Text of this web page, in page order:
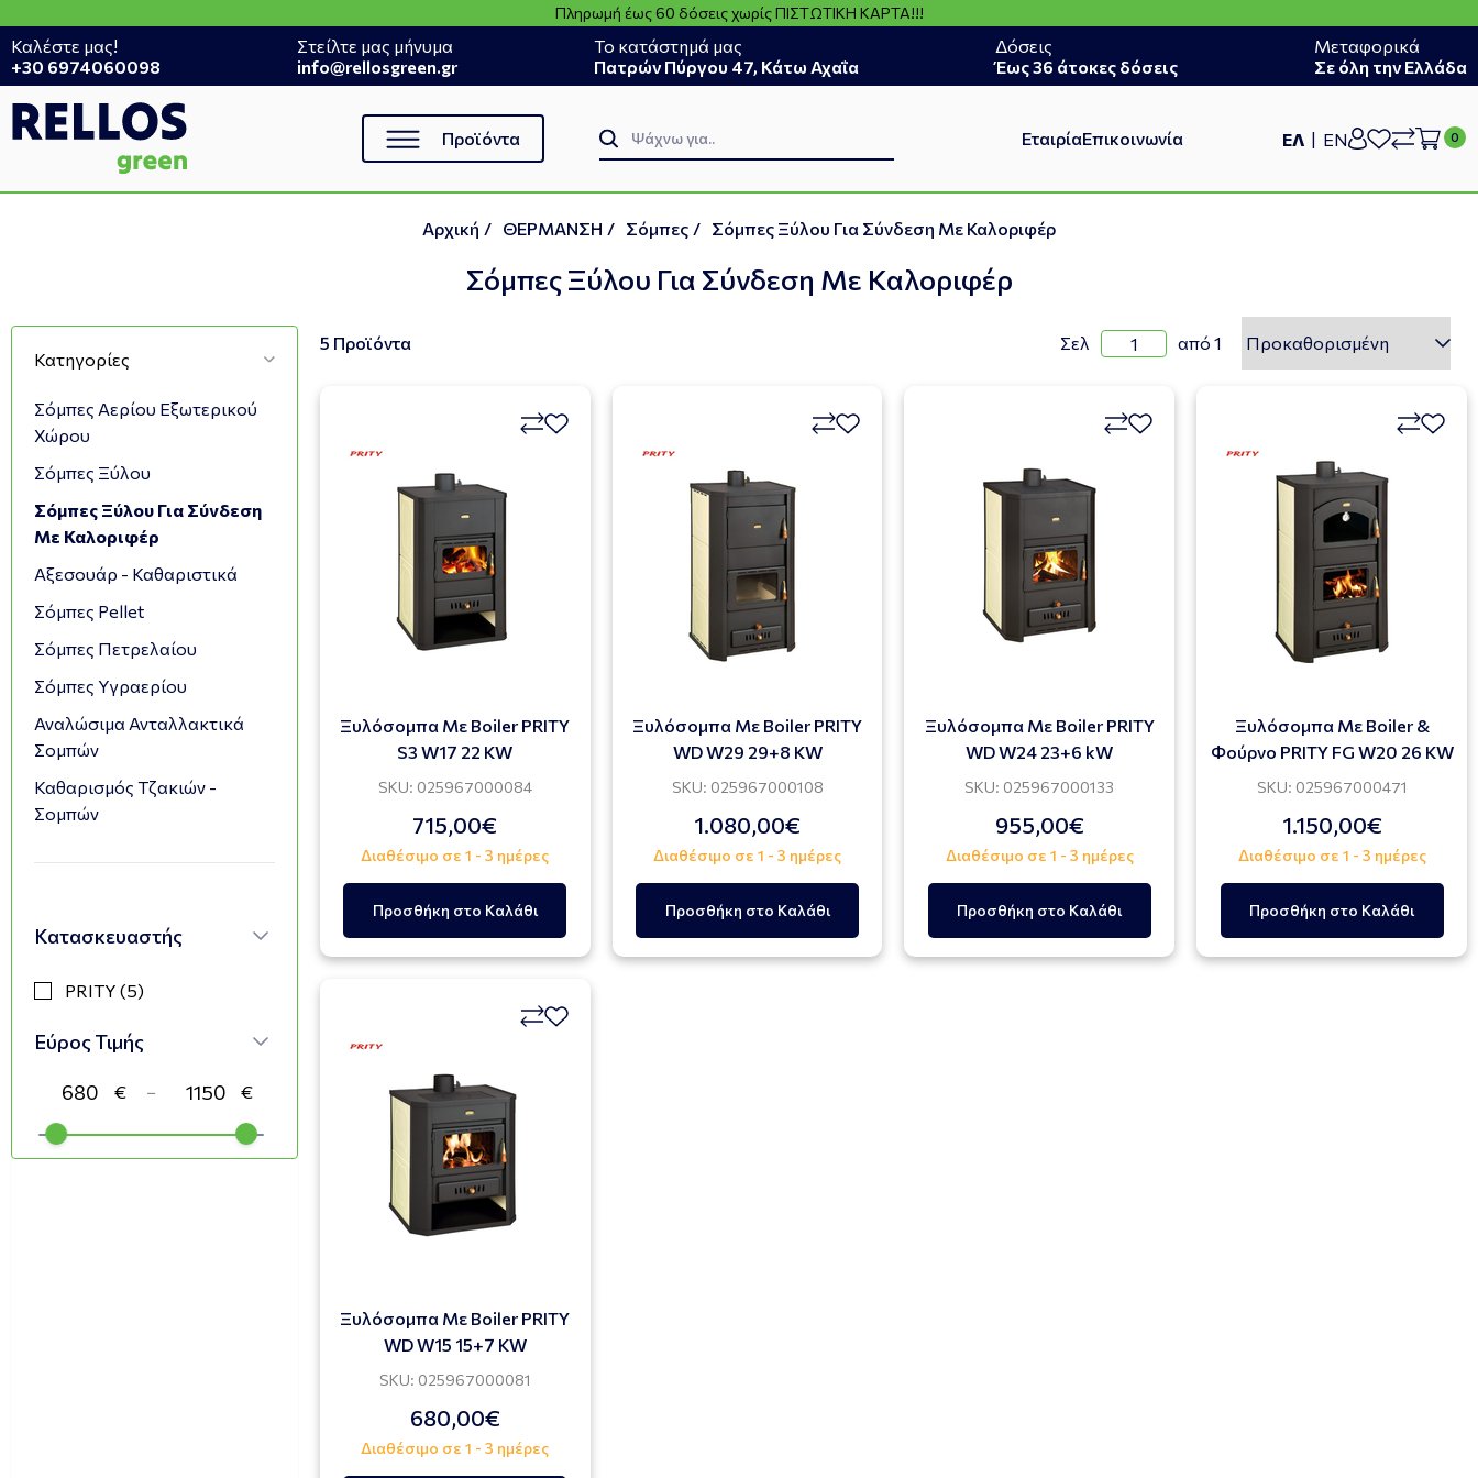
Πληρωμή έως 60 δόσεις χωρίς ΠΙΣΤΩΤΙΚΗ ΚΑΡΤΑ!!!
Καλέστε μας!
+30 6974060098
Στείλτε μας μήνυμα
info@rellosgreen.gr
Το κατάστημά μας
Πατρών Πύργου 47, Κάτω Αχαΐα
Δόσεις
Έως 36 άτοκες δόσεις
Μεταφορικά
Σε όλη την Ελλάδα
Προϊόντα ΕταιρίαΕπικοινωνία ΕΛ EN
Αρχική / ΘΕΡΜΑΝΣΗ / Σόμπες / Σόμπες Ξύλου Για Σύνδεση Με Καλοριφέρ
Σόμπες Ξύλου Για Σύνδεση Με Καλοριφέρ
Κατηγορίες
Σόμπες Αερίου Εξωτερικού
Χώρου
Σόμπες Ξύλου
Σόμπες Ξύλου Για Σύνδεση
Με Καλοριφέρ
Αξεσουάρ - Καθαριστικά
Σόμπες Pellet
Σόμπες Πετρελαίου
Σόμπες Υγραερίου
Αναλώσιμα Ανταλλακτικά
Σομπών
Καθαρισμός Τζακιών -
Σομπών
Κατασκευαστής
PRITY (5)
Εύρος Τιμής
−
5 Προϊόντα Σελ από 1
Ξυλόσομπα Με Boiler PRITY
S3 W17 22 KW
SKU: 025967000084
715,00€
Διαθέσιμο σε 1 - 3 ημέρες
Προσθήκη στο Καλάθι
Ξυλόσομπα Με Boiler PRITY
WD W29 29+8 KW
SKU: 025967000108
1.080,00€
Διαθέσιμο σε 1 - 3 ημέρες
Προσθήκη στο Καλάθι
Ξυλόσομπα Με Boiler PRITY
WD W24 23+6 kW
SKU: 025967000133
955,00€
Διαθέσιμο σε 1 - 3 ημέρες
Προσθήκη στο Καλάθι
Ξυλόσομπα Με Boiler &
Φούρνο PRITY FG W20 26 KW
SKU: 025967000471
1.150,00€
Διαθέσιμο σε 1 - 3 ημέρες
Προσθήκη στο Καλάθι
Ξυλόσομπα Με Boiler PRITY
WD W15 15+7 KW
SKU: 025967000081
680,00€
Διαθέσιμο σε 1 - 3 ημέρες